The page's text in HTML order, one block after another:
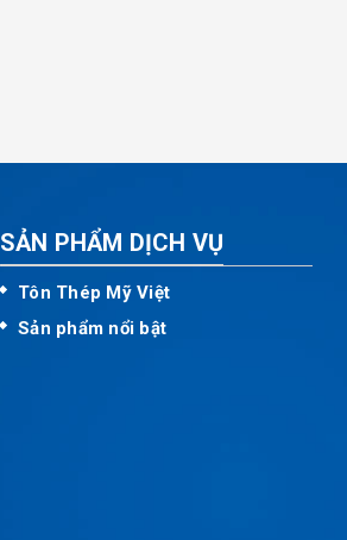
SẢN PHẨM DỊCH VỤ
Tôn Thép Mỹ Việt
Sản phẩm nổi bật